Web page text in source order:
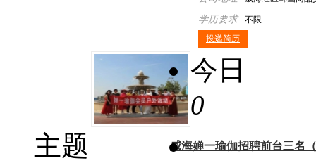
学历要求: 不限
投递简历
威海婵一瑜伽招聘前台三名
今日
0
主题